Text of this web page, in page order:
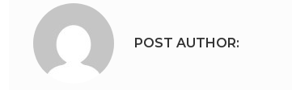
POST AUTHOR: